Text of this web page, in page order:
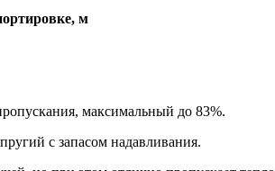
м
максимальный до 83%.
с запасом надавливания.